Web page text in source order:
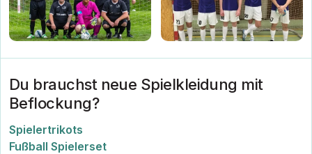
Du brauchst neue Spielkleidung mit
Beflockung?
Spielertrikots
Fußball Spielerset